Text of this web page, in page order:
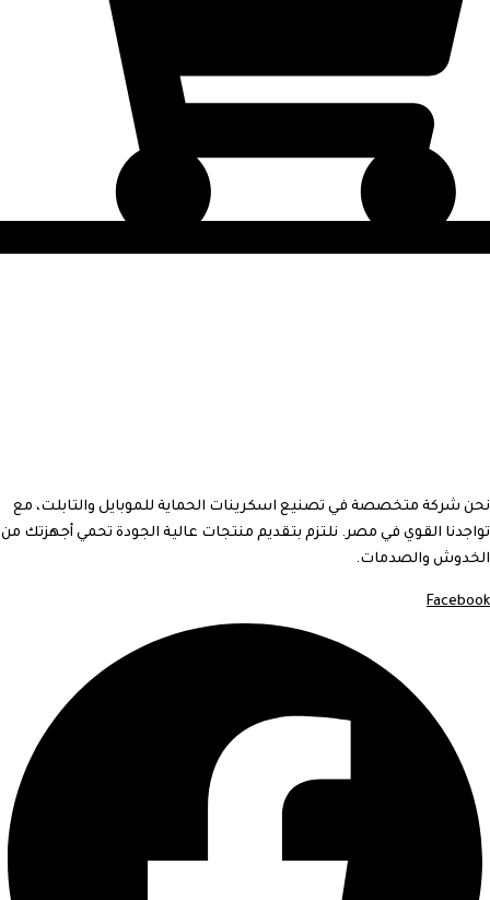
نحن شركة متخصصة في تصنيع اسكرينات الحماية للموبايل والتابلت، مع
تواجدنا القوي في مصر. نلتزم بتقديم منتجات عالية الجودة تحمي أجهزتك من
الخدوش والصدمات.
Facebook